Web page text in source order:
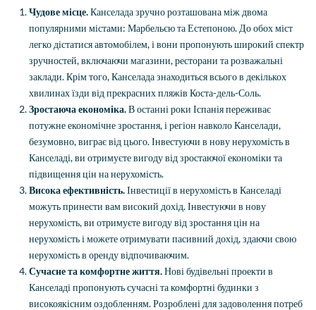
Чудове місце.Канселада зручно розташована між двома
популярними містами: Марбельєю та Естепоною. До обох міст
легко дістатися автомобілем, і вони пропонують широкий спектр
зручностей, включаючи магазини, ресторани та розважальні
заклади. Крім того, Канселада знаходиться всього в декількох
хвилинах їзди від прекрасних пляжів Коста-дель-Соль.
Зростаюча економіка.В останні роки Іспанія переживає
потужне економічне зростання, і регіон навколо Канселади,
безумовно, виграє від цього. Інвестуючи в нову нерухомість в
Канселаді, ви отримуєте вигоду від зростаючої економіки та
підвищення цін на нерухомість.
Висока ефективність.Інвестиції в нерухомість в Канселаді
можуть принести вам високий дохід. Інвестуючи в нову
нерухомість, ви отримуєте вигоду від зростання цін на
нерухомість і можете отримувати пасивний дохід, здаючи свою
нерухомість в оренду відпочиваючим.
Сучасне та комфортне життя.Нові будівельні проекти в
Канселаді пропонують сучасні та комфортні будинки з
високоякісним оздобленням. Розроблені для задоволення потреб